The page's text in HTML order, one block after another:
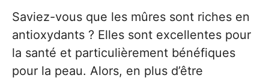
Saviez-vous que les mûres sont riches en
antioxydants ? Elles sont excellentes pour
la santé et particulièrement bénéfiques
pour la peau. Alors, en plus d’être